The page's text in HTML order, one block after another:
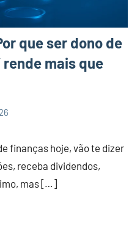
que ser dono de
rende mais que
finanças hoje, vão te dizer
receba dividendos,
mas […]